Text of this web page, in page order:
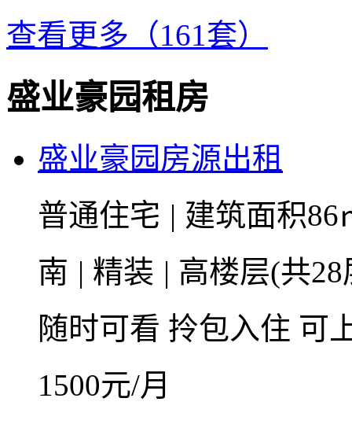
查看更多（161套）
盛业豪园租房
盛业豪园房源出租
普通住宅 | 建筑面积
南 | 精装 | 高楼层(共
随时可看 拎包入住 可
1500元/月